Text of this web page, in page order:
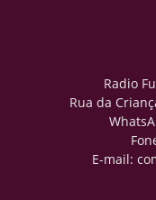
Radio
Rua da
E-mail: